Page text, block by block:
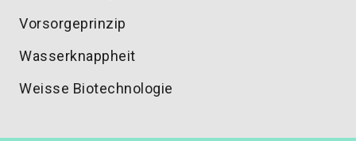
Vorsorgeprinzip
Wasserknappheit
Weisse Biotechnologie